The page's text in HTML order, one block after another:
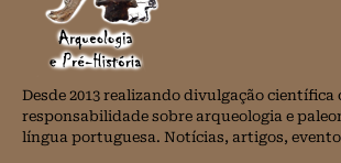
Desde 2013 realizando divulgação científica
responsabilidade sobre arqueologia e
língua portuguesa. Notícias, artigos,